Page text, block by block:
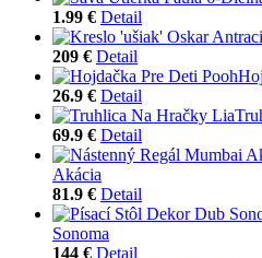
1.99 € Detail
209 € Detail
26.9 € Detail
69.9 € Detail
Akácia
81.9 € Detail
Sonoma
144 € Detail